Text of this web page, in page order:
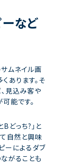
など
ムネイル画
あります。そ
見込み客や
能です。
どっち?」と
自然と興味
ーによるダブ
がることも